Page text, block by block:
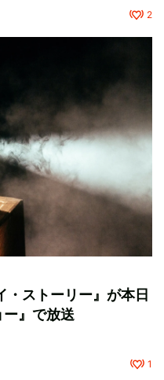
2
・ストーリー』が本日
』で放送
1